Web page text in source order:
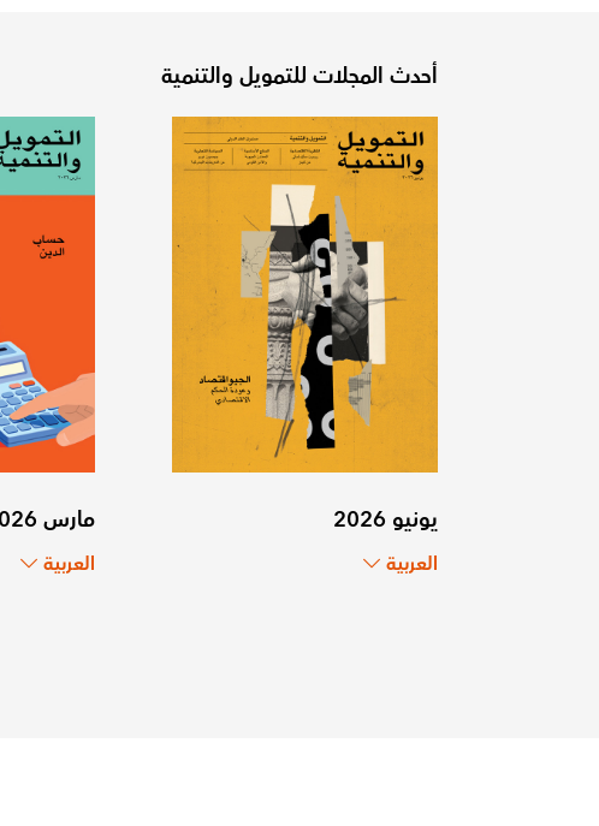
أحدث المجلات للتمويل والتنمية
يونيو 2026
العربية
مارس 2026
العربية